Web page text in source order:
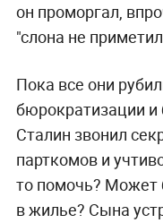
он проморгал,
"слона не
Пока все они
бюрократизации и
Сталин звонил
парткомов и
то помочь? Может
в жилье? Сына